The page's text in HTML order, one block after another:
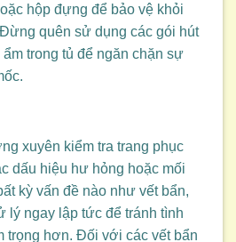
hộp đựng để bảo vệ khỏi
quên sử dụng các gói hút
trong tủ để ngăn chặn sự
xuyên kiểm tra trang phục
dấu hiệu hư hỏng hoặc mối
kỳ vấn đề nào như vết bẩn,
lý ngay lập tức để tránh tình
trọng hơn. Đối với các vết bẩn